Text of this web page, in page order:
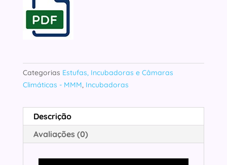
Categorias Estufas, Incubadoras e Câmaras
Climáticas - MMM, Incubadoras
Descrição
Avaliações (0)